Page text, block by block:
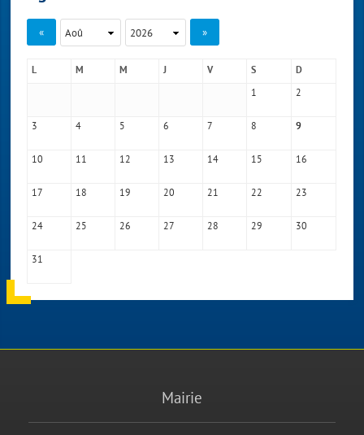
« »
L M M J V S D
1 2
3 4 5 6 7 8 9
10 11 12 13 14 15 16
17 18 19 20 21 22 23
24 25 26 27 28 29 30
31
Mairie